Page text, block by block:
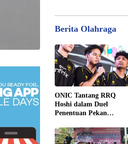
Berita Olahraga
ONIC Tantang RRQ
Hoshi dalam Duel
Penentuan Pekan
17